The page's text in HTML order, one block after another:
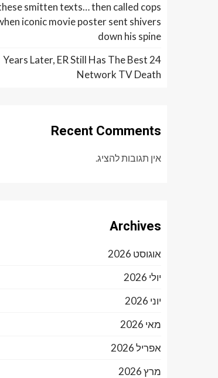
smitten texts… then called cops
iconic movie poster sent shivers
down his spine
24 Years Later, ER Still Has The Best
Network TV Death
Recent Comments
אין תגובות להציג.
Archives
אוגוסט 2026
יולי 2026
יוני 2026
מאי 2026
אפריל 2026
מרץ 2026